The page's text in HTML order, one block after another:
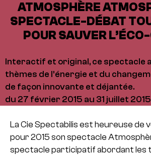
ATMOSPHÈRE
SPECTACLE-DÉBAT
POUR SAUVER
Interactif et original, ce spectacle
thèmes de l’énergie et du
de façon innovante et déjantée.
du 27 février 2015 au 31 juillet 2015
La Cie Spectabilis est heureuse de
pour 2015 son spectacle
spectacle participatif abordant les